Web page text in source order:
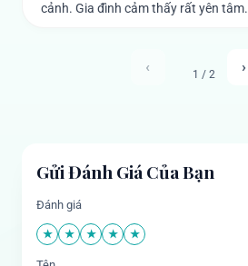
cảnh. Gia đình cảm thấy rất yên tâm.
‹ 1 / 2 ›
Gửi Đánh Giá Của Bạn
Đánh giá
★ ★ ★ ★ ★